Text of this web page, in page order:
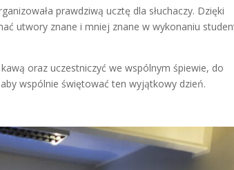
prawdziwą ucztę dla słuchaczy. Dzięki
utwory znane i mniej znane w wykonaniu
oraz uczestniczyć we wspólnym śpiewie, do
wspólnie świętować ten wyjątkowy dzień.